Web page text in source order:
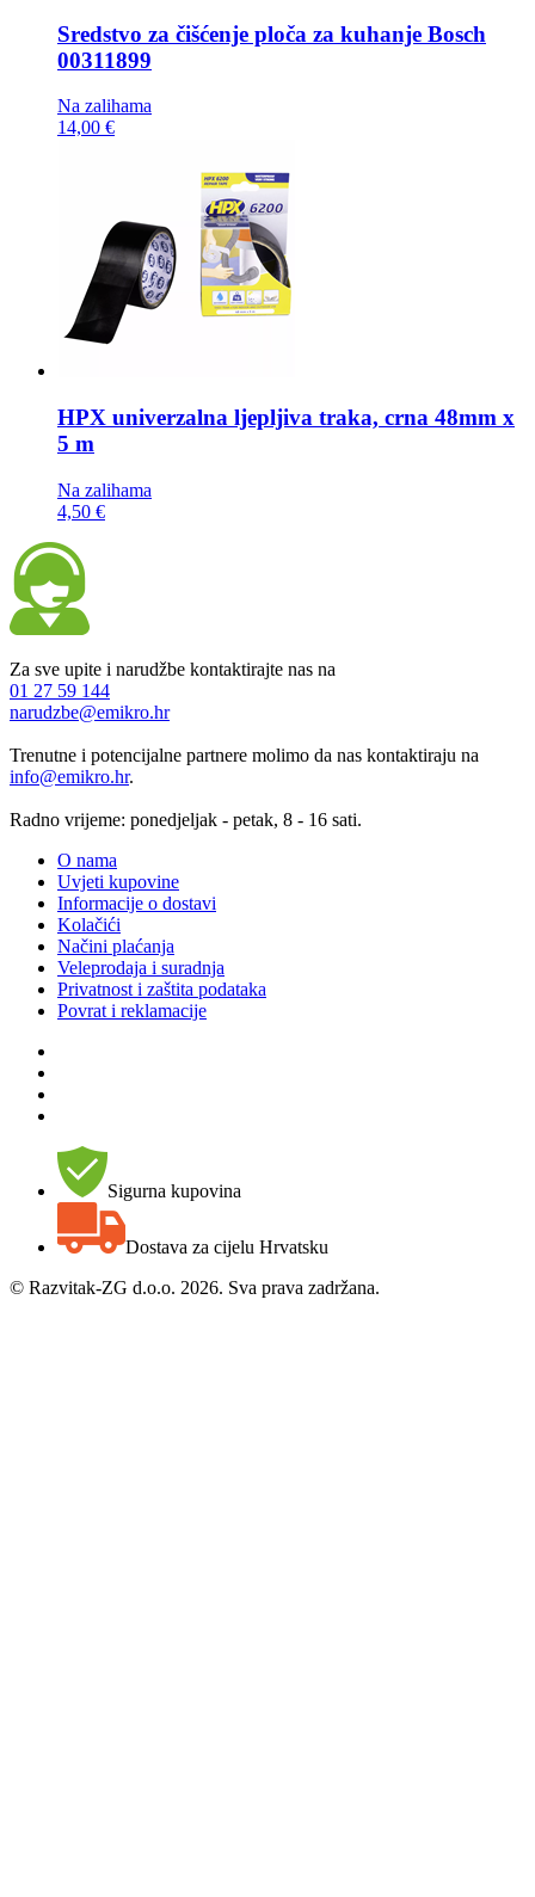
Sredstvo za čišćenje ploča za kuhanje Bosch
00311899
Na zalihama
14,00 €
HPX univerzalna ljepljiva traka, crna 48mm x
5 m
Na zalihama
4,50 €
Za sve upite i narudžbe kontaktirajte nas na
01 27 59 144
narudzbe@emikro.hr
Trenutne i potencijalne partnere molimo da nas kontaktiraju na
info@emikro.hr.
Radno vrijeme: ponedjeljak - petak, 8 - 16 sati.
O nama
Uvjeti kupovine
Informacije o dostavi
Kolačići
Načini plaćanja
Veleprodaja i suradnja
Privatnost i zaštita podataka
Povrat i reklamacije
Sigurna kupovina
Dostava za cijelu Hrvatsku
© Razvitak-ZG d.o.o. 2026. Sva prava zadržana.